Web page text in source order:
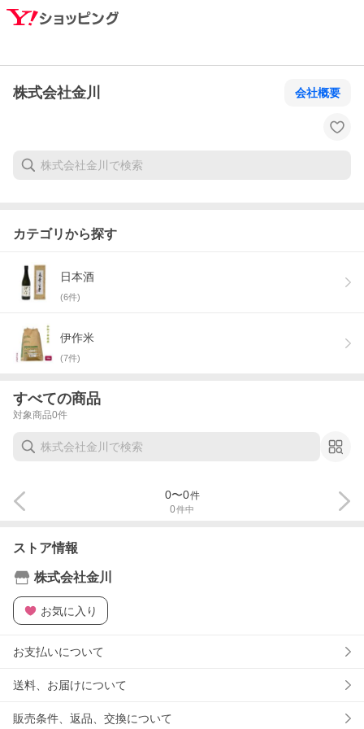
株式会社金川 会社概要
カテゴリから探す
日本酒
(6件)
伊作米
(7件)
すべての商品
対象商品0件
0件中
0〜0件
ストア情報
株式会社金川
お気に入り
お支払いについて
送料、お届けについて
販売条件、返品、交換について